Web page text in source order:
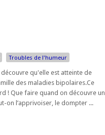
Troubles de l'humeur
qu'elle est atteinte de
des maladies bipolaires.Ce
! Que faire quand on découvre un
on l’apprivoiser, le dompter ...